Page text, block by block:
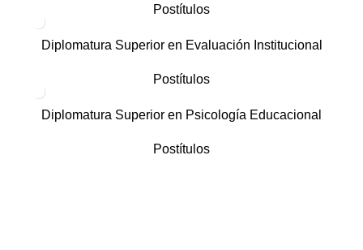
Postítulos
Diplomatura Superior en Evaluación Institucional
Postítulos
Diplomatura Superior en Psicología Educacional
Postítulos